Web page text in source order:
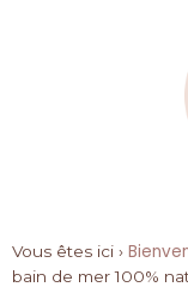
Vous êtes ici ›
bain de mer 100%